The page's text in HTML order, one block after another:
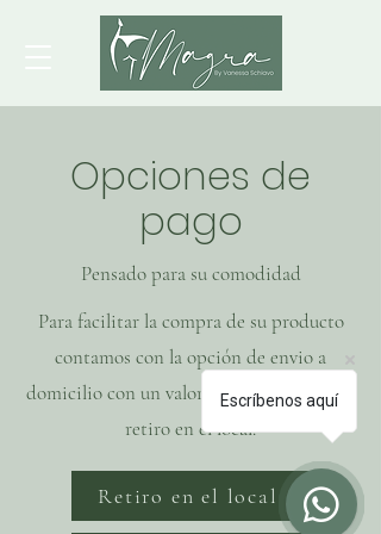
Opciones de
pago
Pensado para su comodidad
Para facilitar la compra de su producto
contamos con la opción de envio a
domicilio con un valor extra y el valor con
retiro en el local.
Retiro en el local
Escríbenos aquí